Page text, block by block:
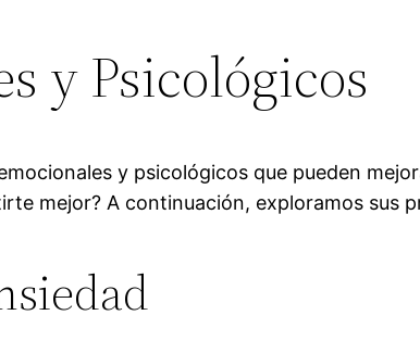
y Psicológicos
y psicológicos que pueden
mejor? A continuación, exploramos sus